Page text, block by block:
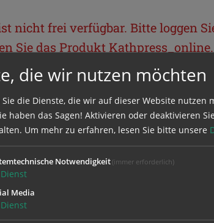
nicht frei verfügbar. Bitte loggen
Sie das Produkt Kathpress_online.
sich mit Ihrem Benutzernamen und
die wir nutzen möchten
Sie die Dienste, die wir auf dieser Website nutzen
haben das Sagen! Aktivieren oder deaktivieren
Um mehr zu erfahren, lesen Sie bitte unsere
Notwendigkeit (immer erforderlich)
Dienst
Media
Dienst